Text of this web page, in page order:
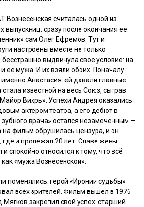
Вознесенская считалась одной из
выпускниц: сразу после окончания ее
сам Олег Ефремов. Тут и
настроены вместе не только
бесстрашно выдвинула свое условие: на
и ее мужа. И их взяли обоих. Поначалу
Анастасия: ей давали главные
стала известной на весь Союз, сыграв
Вихрь». Успехи Андрея оказались
актером театра, а его дебют в
врача» остался незамеченным —
на фильм обрушилась цензура, и он
где и пролежал 20 лет. Славе жены
спокойно относился к тому, что всё
«мужа Вознесенской».
поменялись: герой «Иронии судьбы»
всех зрителей. Фильм вышел в 1976
Мягков закрепил свой успех: старший